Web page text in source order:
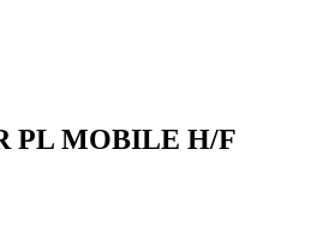
PL MOBILE H/F